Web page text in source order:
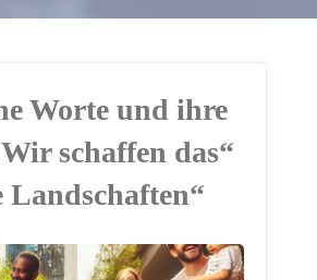
Worte und ihre
schaffen das“